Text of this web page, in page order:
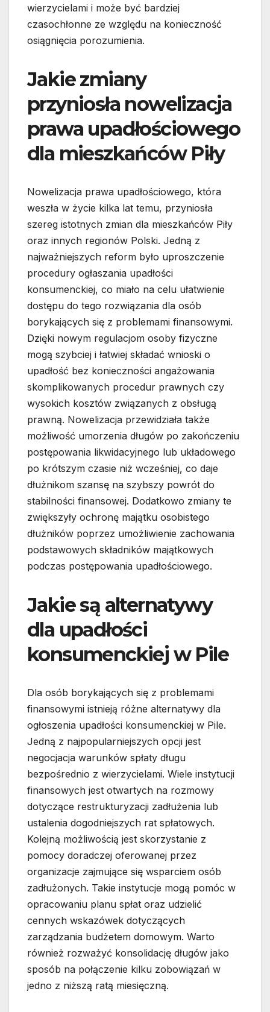
wierzycielami i może być bardziej
czasochłonne ze względu na konieczność
osiągnięcia porozumienia.
Jakie zmiany
przyniosła nowelizacja
prawa upadłościowego
dla mieszkańców Piły
Nowelizacja prawa upadłościowego, która
weszła w życie kilka lat temu, przyniosła
szereg istotnych zmian dla mieszkańców Piły
oraz innych regionów Polski. Jedną z
najważniejszych reform było uproszczenie
procedury ogłaszania upadłości
konsumenckiej, co miało na celu ułatwienie
dostępu do tego rozwiązania dla osób
borykających się z problemami finansowymi.
Dzięki nowym regulacjom osoby fizyczne
mogą szybciej i łatwiej składać wnioski o
upadłość bez konieczności angażowania
skomplikowanych procedur prawnych czy
wysokich kosztów związanych z obsługą
prawną. Nowelizacja przewidziała także
możliwość umorzenia długów po zakończeniu
postępowania likwidacyjnego lub układowego
po krótszym czasie niż wcześniej, co daje
dłużnikom szansę na szybszy powrót do
stabilności finansowej. Dodatkowo zmiany te
zwiększyły ochronę majątku osobistego
dłużników poprzez umożliwienie zachowania
podstawowych składników majątkowych
podczas postępowania upadłościowego.
Jakie są alternatywy
dla upadłości
konsumenckiej w Pile
Dla osób borykających się z problemami
finansowymi istnieją różne alternatywy dla
ogłoszenia upadłości konsumenckiej w Pile.
Jedną z najpopularniejszych opcji jest
negocjacja warunków spłaty długu
bezpośrednio z wierzycielami. Wiele instytucji
finansowych jest otwartych na rozmowy
dotyczące restrukturyzacji zadłużenia lub
ustalenia dogodniejszych rat spłatowych.
Kolejną możliwością jest skorzystanie z
pomocy doradczej oferowanej przez
organizacje zajmujące się wsparciem osób
zadłużonych. Takie instytucje mogą pomóc w
opracowaniu planu spłat oraz udzielić
cennych wskazówek dotyczących
zarządzania budżetem domowym. Warto
również rozważyć konsolidację długów jako
sposób na połączenie kilku zobowiązań w
jedno z niższą ratą miesięczną.